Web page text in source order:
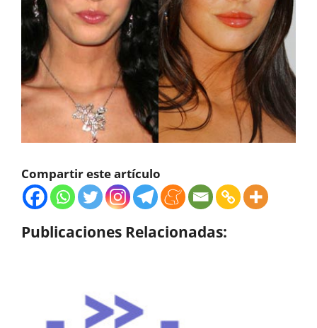
Compartir este artículo
Publicaciones Relacionadas: